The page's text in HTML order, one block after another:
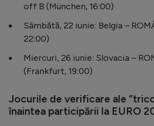
off B (München, 16:00)
Sâmbătă, 22 iunie: Belgia –
22:00)
Miercuri, 26 iunie: Slovacia –
(Frankfurt, 19:00)
Jocurile de verificare ale
înaintea participării la EURO